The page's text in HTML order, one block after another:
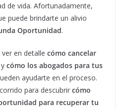
de vida. Afortunadamente,
puede brindarte un alivio
Oportunidad.
en detalle cómo cancelar
y cómo los abogados para tus
ayudarte en el proceso.
para descubrir cómo
para recuperar tu